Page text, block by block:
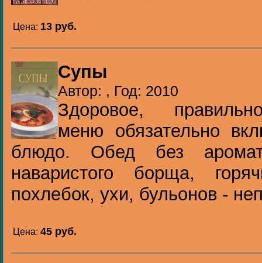
Цена: 13 pуб.
Супы
Автор: , Год: 2010
Здоровое,
меню обязательно
блюдо. Обед без
наваристого борща,
похлебок, ухи, бульонов -
Цена: 45 pуб.